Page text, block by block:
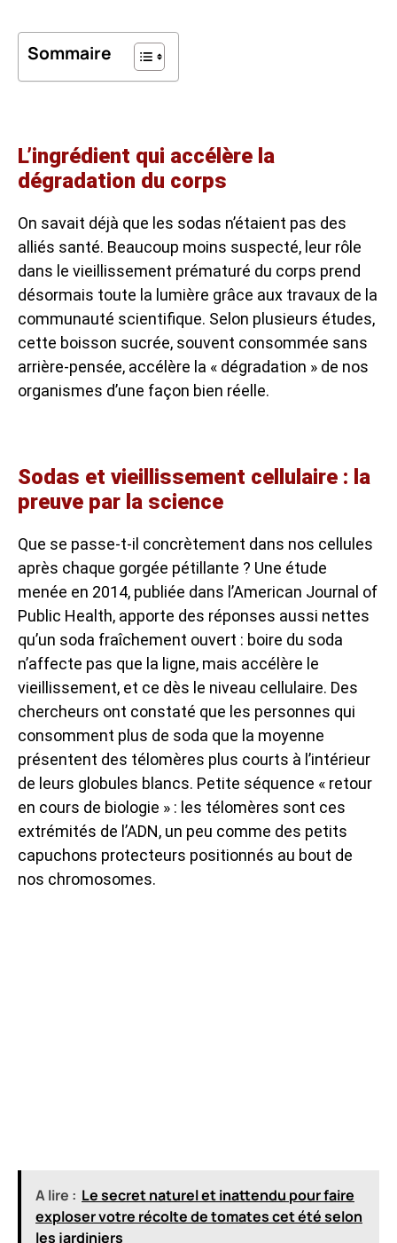
Sommaire
L’ingrédient qui accélère la
dégradation du corps
On savait déjà que les sodas n’étaient pas des
alliés santé. Beaucoup moins suspecté, leur rôle
dans le vieillissement prématuré du corps prend
désormais toute la lumière grâce aux travaux de la
communauté scientifique. Selon plusieurs études,
cette boisson sucrée, souvent consommée sans
arrière-pensée, accélère la « dégradation » de nos
organismes d’une façon bien réelle.
Sodas et vieillissement cellulaire : la
preuve par la science
Que se passe-t-il concrètement dans nos cellules
après chaque gorgée pétillante ? Une étude
menée en 2014, publiée dans l’American Journal of
Public Health, apporte des réponses aussi nettes
qu’un soda fraîchement ouvert : boire du soda
n’affecte pas que la ligne, mais accélère le
vieillissement, et ce dès le niveau cellulaire. Des
chercheurs ont constaté que les personnes qui
consomment plus de soda que la moyenne
présentent des télomères plus courts à l’intérieur
de leurs globules blancs. Petite séquence « retour
en cours de biologie » : les télomères sont ces
extrémités de l’ADN, un peu comme des petits
capuchons protecteurs positionnés au bout de
nos chromosomes.
A lire : Le secret naturel et inattendu pour faire
exploser votre récolte de tomates cet été selon
les jardiniers